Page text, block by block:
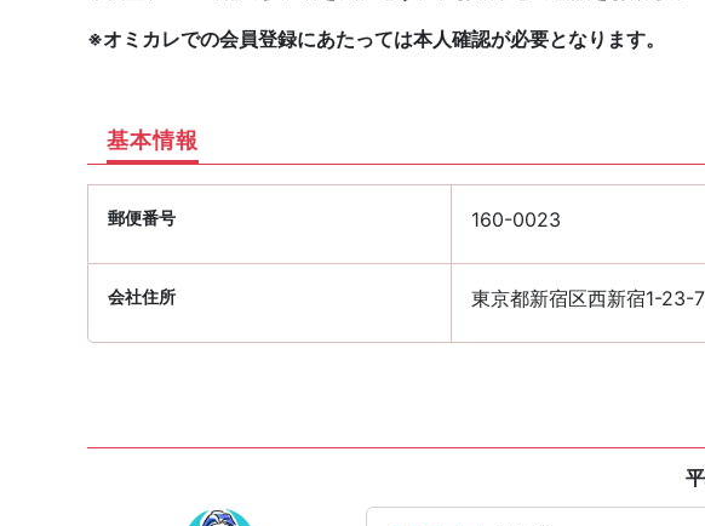
※オミカレでの会員登録にあたっては本人確認が必要となります。
基本情報
郵便番号 160-0023
会社住所 東京都新宿区西新宿1-